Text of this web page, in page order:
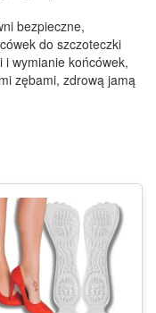
bezpieczne,
do szczoteczki
i wymianie końcówek,
zębami, zdrową jamą